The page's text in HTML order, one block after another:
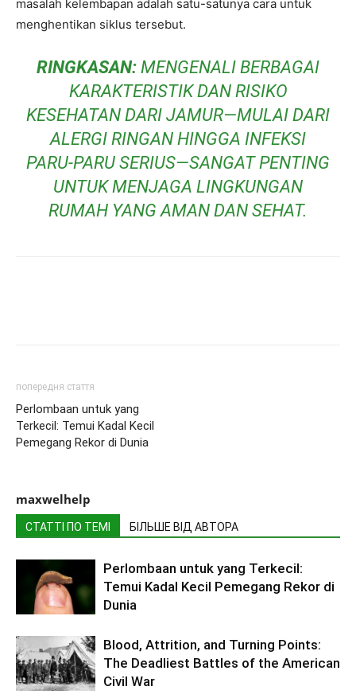
masalah kelembapan adalah satu-satunya cara untuk
menghentikan siklus tersebut.
RINGKASAN: MENGENALI BERBAGAI
KARAKTERISTIK DAN RISIKO
KESEHATAN DARI JAMUR—MULAI DARI
ALERGI RINGAN HINGGA INFEKSI
PARU-PARU SERIUS—SANGAT PENTING
UNTUK MENJAGA LINGKUNGAN
RUMAH YANG AMAN DAN SEHAT.
попередня стаття
Perlombaan untuk yang
Terkecil: Temui Kadal Kecil
Pemegang Rekor di Dunia
maxwelhelp
СТАТТІ ПО ТЕМІ БІЛЬШЕ ВІД АВТОРА
Perlombaan untuk yang Terkecil:
Temui Kadal Kecil Pemegang Rekor di
Dunia
Blood, Attrition, and Turning Points:
The Deadliest Battles of the American
Civil War